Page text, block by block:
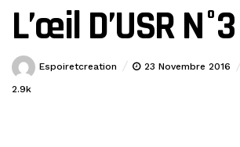
L’œil D’USR N°3
Espoiretcreation 23 Novembre 2016
2.9k